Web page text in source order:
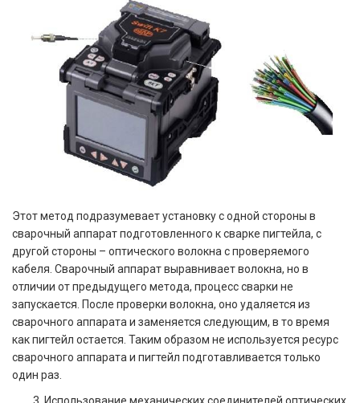
Этот метод подразумевает установку с одной стороны в
сварочный аппарат подготовленного к сварке пигтейла, с
другой стороны – оптического волокна с проверяемого
кабеля. Сварочный аппарат выравнивает волокна, но в
отличии от предыдущего метода, процесс сварки не
запускается. После проверки волокна, оно удаляется из
сварочного аппарата и заменяется следующим, в то время
как пигтейл остается. Таким образом не используется ресурс
сварочного аппарата и пигтейл подготавливается только
один раз.